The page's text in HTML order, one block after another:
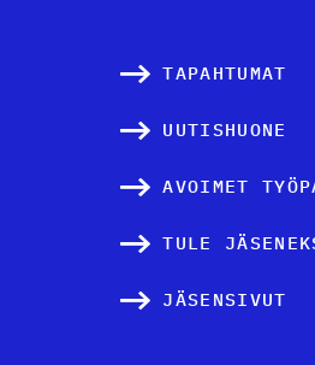
TAPAHTUMAT
UUTISHUONE
AVOIMET
TULE
JÄSENSIVUT